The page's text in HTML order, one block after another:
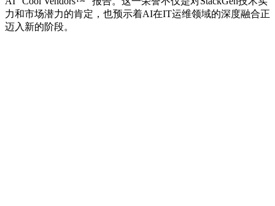
力和市场潜力的肯定，也预示着AI在IT运维领域的深度融合正
迈入新的阶段。